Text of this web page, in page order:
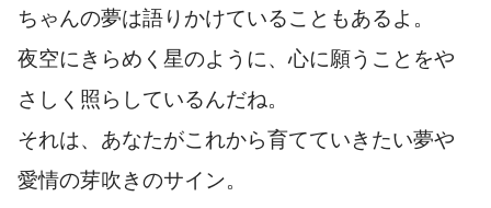
ちゃんの夢は語りかけていることもあるよ。
夜空にきらめく星のように、心に願うことをや
さしく照らしているんだね。
それは、あなたがこれから育てていきたい夢や
愛情の芽吹きのサイン。